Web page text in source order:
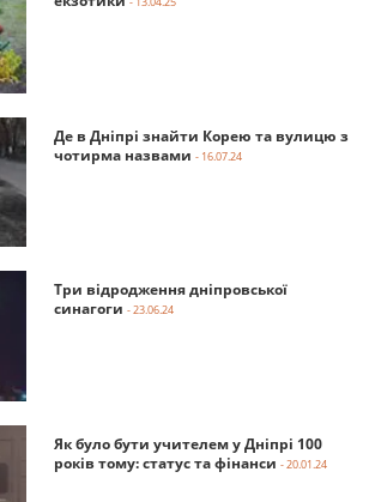
Де в Дніпрі знайти Корею та вулицю з
чотирма назвами - 16.07.24
Три відродження дніпровської
синагоги - 23.06.24
Як було бути учителем у Дніпрі 100
років тому: статус та фінанси - 20.01.24